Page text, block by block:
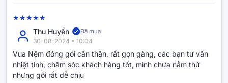
được nâng đỡ.
Sản phẩm đạt chứng nhận hợp quy
Thương hiệuGoodnight- Đưa giấc ngủ trở về nguyên bản
Goodnight - Đơn giản để ngủ ngon! Không cần đắn đo quá
Thu Huyền Đã mua
30-08-2024 • 10:04
Vua Nệm đóng gói cẩn thận, rất gọn gàng, các bạn tư vấn
nhiệt tình, chăm sóc khách hàng tốt, mình chưa nằm thử
nhưng gối rất dễ chịu